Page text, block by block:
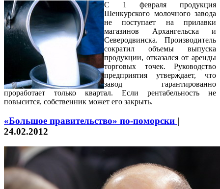
С 1 февраля продукция
Шенкурского молочного завода
не поступает на прилавки
магазинов Архангельска и
Северодвинска. Производитель
сократил объемы выпуска
продукции, отказался от аренды
торговых точек. Руководство
предприятия утверждает, что
завод гарантированно
проработает только квартал. Если рентабельность не
повысится, собственник может его закрыть.
«Большое правительство» по-поморски |
24.02.2012